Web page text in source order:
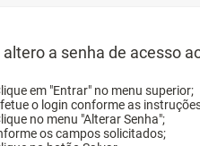
altero a senha de acesso
em "Entrar" no menu superior;
o login conforme as
no menu "Alterar Senha";
os campos solicitados;